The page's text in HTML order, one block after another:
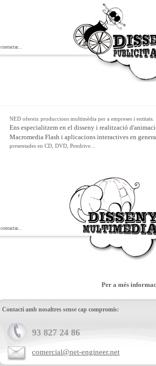
contactar...
NED ofereix produccions multimèdia per a empreses i entitats.
Ens especialitzem en el disseny i realització
Macromedia Flash i aplicacions interactives en
presentades en CD, DVD, Pendrive...
contactar...
Per a més
Contacti amb nosaltres sense cap compromís:
93 827 24 86
comercial@net-engineer.net